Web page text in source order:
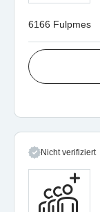
6166 Fulpmes
Nicht verifiziert